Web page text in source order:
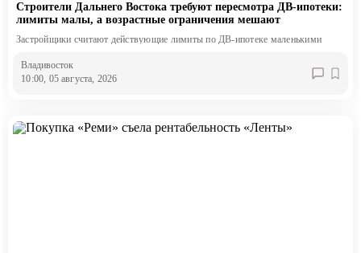
Строители Дальнего Востока требуют пересмотра ДВ-ипотеки:
лимиты малы, а возрастные ограничения мешают
Застройщики считают действующие лимиты по ДВ-ипотеке маленькими
Владивосток
10:00, 05 августа, 2026